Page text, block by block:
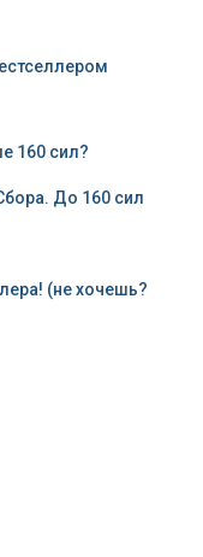
160 сил?
До 160 сил
(не хочешь?